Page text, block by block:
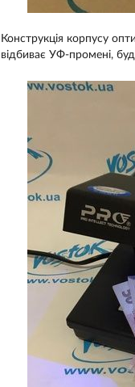
Конструкція корпусу
відбиває УФ-промені,